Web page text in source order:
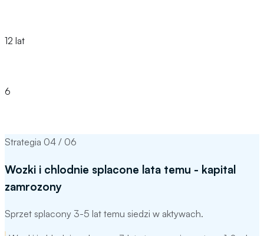
12 lat
6
Strategia 04 / 06
Wozki i chlodnie splacone lata temu - kapital
zamrozony
Sprzet splacony 3-5 lat temu siedzi w aktywach.